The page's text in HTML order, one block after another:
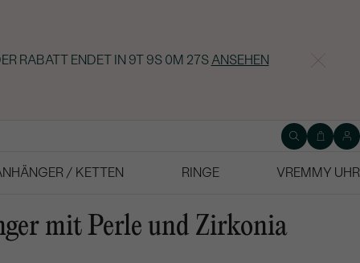
RABATT ENDET IN 9T 9S 0M 27SANSEHEN
/ KETTEN RINGE
VREMMY UHR
mit Perle und Zirkonia